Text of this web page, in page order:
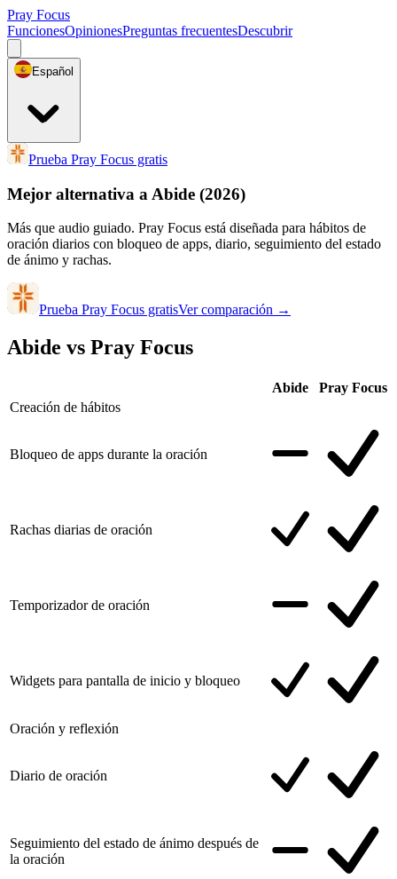
Pray Focus
FuncionesOpinionesPreguntas frecuentesDescubrir
Español
Prueba Pray Focus gratis
Mejor alternativa a Abide (2026)
Más que audio guiado. Pray Focus está diseñada para hábitos de
oración diarios con bloqueo de apps, diario, seguimiento del estado
de ánimo y rachas.
Prueba Pray Focus gratisVer comparación →
Abide vs Pray Focus
Abide
Pray Focus
Creación de hábitos
Bloqueo de apps durante la oración
Rachas diarias de oración
Temporizador de oración
Widgets para pantalla de inicio y bloqueo
Oración y reflexión
Diario de oración
Seguimiento del estado de ánimo después de
la oración